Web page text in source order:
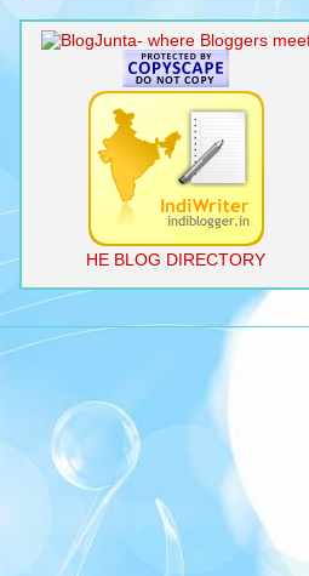
HE BLOG DIRECTORY